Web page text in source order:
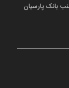
بانک پارسیان